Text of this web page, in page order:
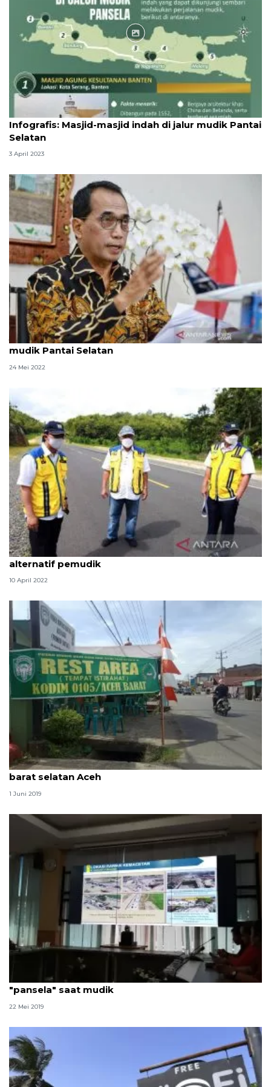
Infografis: Masjid-masjid indah di jalur mudik Pantai
Selatan
3 April 2023
Jokowi minta penilaian kota-kota pengguna jalur
mudik Pantai Selatan
24 Mei 2022
Menteri PUPR promosikan jalur selatan Jawa jadi
alternatif pemudik
10 April 2022
TNI siapkan rest area bagi pemudik di jalur pantai
barat selatan Aceh
1 Juni 2019
BBPJN Wilayah VIII minta masyarakat gunakan jalur
"pansela" saat mudik
22 Mei 2019